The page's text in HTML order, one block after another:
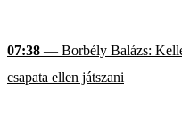
07:38 — Borbély Balázs:
csapata ellen játszani